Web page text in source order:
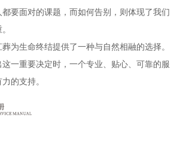
要面对的课题，而如何告别，则体现了我们
为生命终结提供了一种与自然相融的选择。
一重要决定时，一个专业、贴心、可靠的服
的支持。